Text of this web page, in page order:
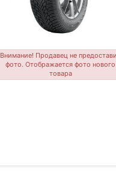
Внимание! Продавец не
фото. Отображается фото нового
товара